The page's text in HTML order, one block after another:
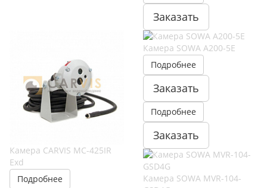
Заказать
Камера CARVIS MC-425IR
Exd
Подробнее
Камера SOWA A200-5E
Подробнее
Заказать
Подробнее
Заказать
Камера SOWA MVR-104-